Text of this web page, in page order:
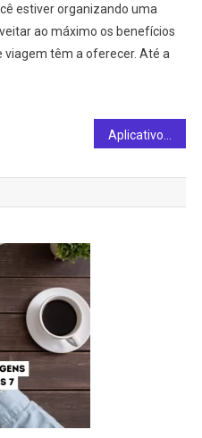
estiver organizando uma
ao máximo os benefícios
viagem têm a oferecer. Até a